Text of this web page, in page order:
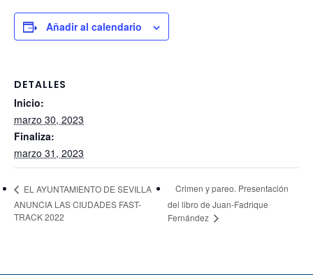
Añadir al calendario
DETALLES
Inicio:
marzo 30, 2023
Finaliza:
marzo 31, 2023
EL AYUNTAMIENTO DE SEVILLA
ANUNCIA LAS CIUDADES FAST-
TRACK 2022
Crimen y pareo. Presentación
del libro de Juan-Fadrique
Fernández